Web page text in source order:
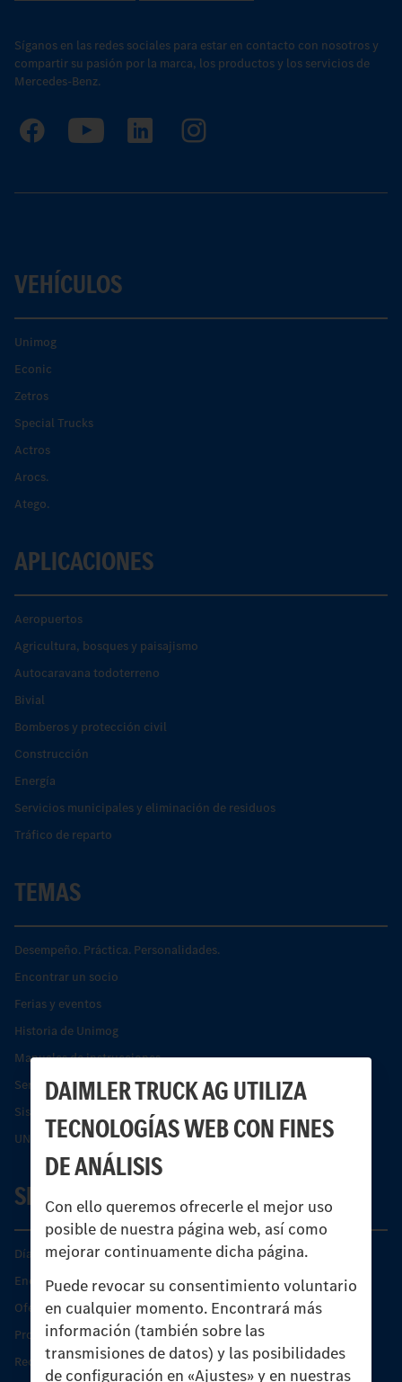
DAIMLER TRUCK AG UTILIZA
TECNOLOGÍAS WEB CON FINES
DE ANÁLISIS
Con ello queremos ofrecerle el mejor uso
posible de nuestra página web, así como
mejorar continuamente dicha página.
Puede revocar su consentimiento voluntario
en cualquier momento. Encontrará más
información (también sobre las
transmisiones de datos) y las posibilidades
de configuración en «Ajustes» y en nuestras
Síganos en las redes sociales para estar en contacto con nosotros y
compartir su pasión por la marca, los productos y los servicios de
Mercedes-Benz.
VEHÍCULOS
Unimog
Econic
Zetros
Special Trucks
Actros
Arocs.
Atego.
APLICACIONES
Aeropuertos
Agricultura, bosques y paisajismo
Autocaravana todoterreno
Bivial
Bomberos y protección civil
Construcción
Energía
Servicios municipales y eliminación de residuos
Tráfico de reparto
TEMAS
Desempeño. Práctica. Personalidades.
Encontrar un socio
Ferias y eventos
Historia de Unimog
Manuales de instrucciones
Servicios financieros
Sistemas de asistencia de seguridad Econic
UNI-TOUCH®
SERVICIO
Días de Servicio del Unimog
Encontrar un socio
Oferta de servicio del Unimog
Productos de piezas y servicio
Recambios originales